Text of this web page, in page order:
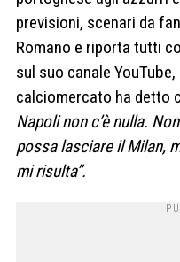
previsioni, scenari da
Romano e riporta tutti
sul suo canale
calciomercato ha detto
Napoli non c’è nulla.
possa lasciare il Milan,
mi risulta”.